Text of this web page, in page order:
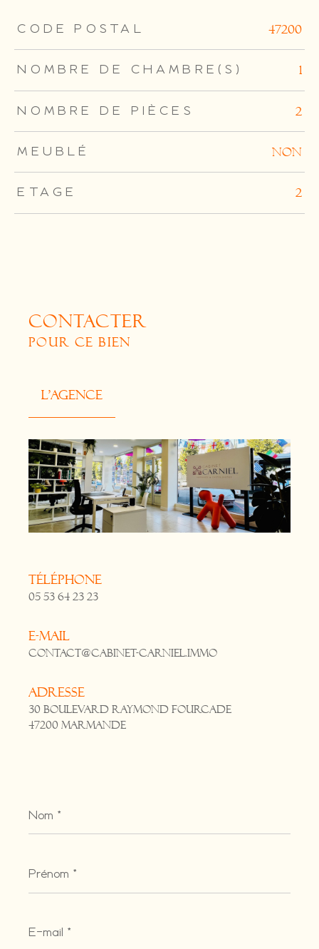
TRAD_ZEPHYR_Caracteristique TRAD_ZEPHYR_Valeurs
CODE POSTAL 47200
NOMBRE DE CHAMBRE(S) 1
NOMBRE DE PIÈCES 2
MEUBLÉ NON
ETAGE 2
CONTACTER
POUR CE BIEN
L'agence
Téléphone
05 53 64 23 23
E-mail
contact@cabinet-carniel.immo
Adresse
30 Boulevard Raymond Fourcade
47200 Marmande
*
*
mail
*